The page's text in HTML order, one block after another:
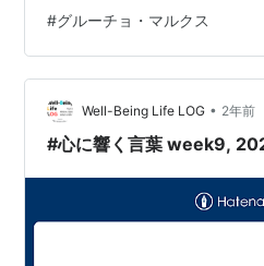
#グルーチョ・マルクス
Well-Being Life LOG • 2年前
#心に響く言葉 week9,